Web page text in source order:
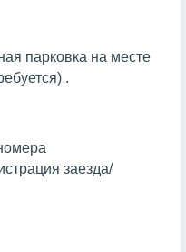
парковка на месте
.
заезда/